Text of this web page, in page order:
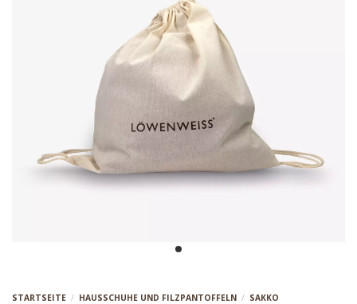
STARTSEITE HAUSSCHUHE UND FILZPANTOFFELN SAKKO